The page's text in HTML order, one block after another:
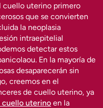
cuello uterino primero
que se convierten
la neoplasia
intraepitelial
detectar estos
En la mayoría de
desaparecerán sin
creemos en el
de cuello uterino, ya
cuello uterino en la